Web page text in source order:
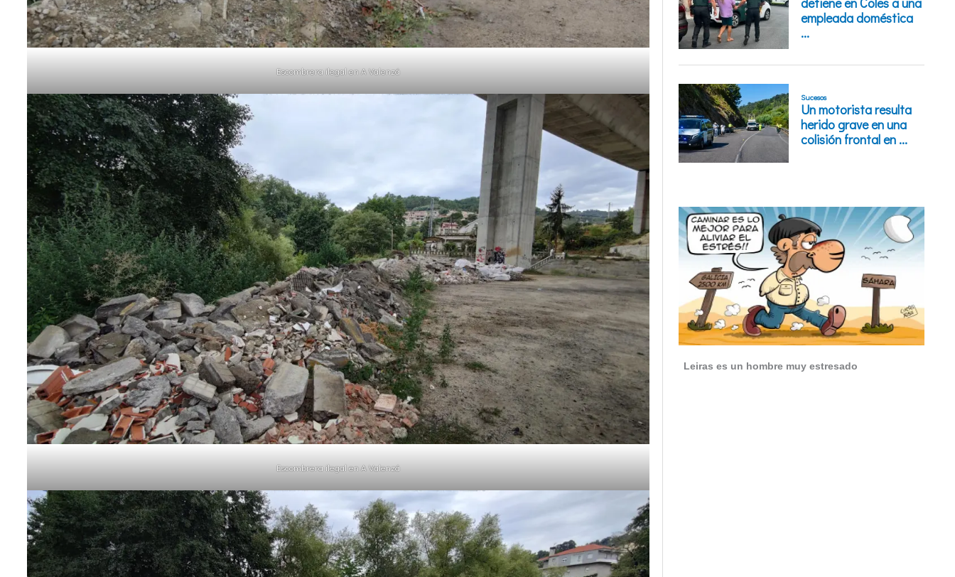
Escombrera ilegal en A Valenzá
Escombrera ilegal en A Valenzá
Leiras es un hombre muy estresado